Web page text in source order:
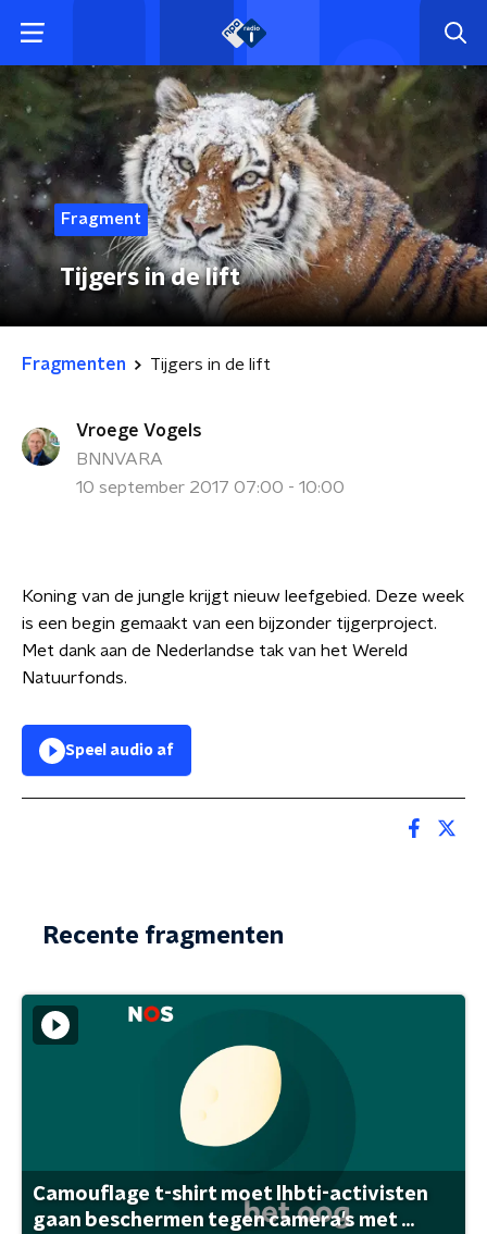
Fragment
Tijgers in de lift
Fragmenten Tijgers in de lift
Vroege Vogels
BNNVARA
10 september 2017 07:00 - 10:00
Koning van de jungle krijgt nieuw leefgebied. Deze week
is een begin gemaakt van een bijzonder tijgerproject.
Met dank aan de Nederlandse tak van het Wereld
Natuurfonds.
Speel audio af
Recente fragmenten
Camouflage t-shirt moet lhbti-activisten
gaan beschermen tegen camera's met ...